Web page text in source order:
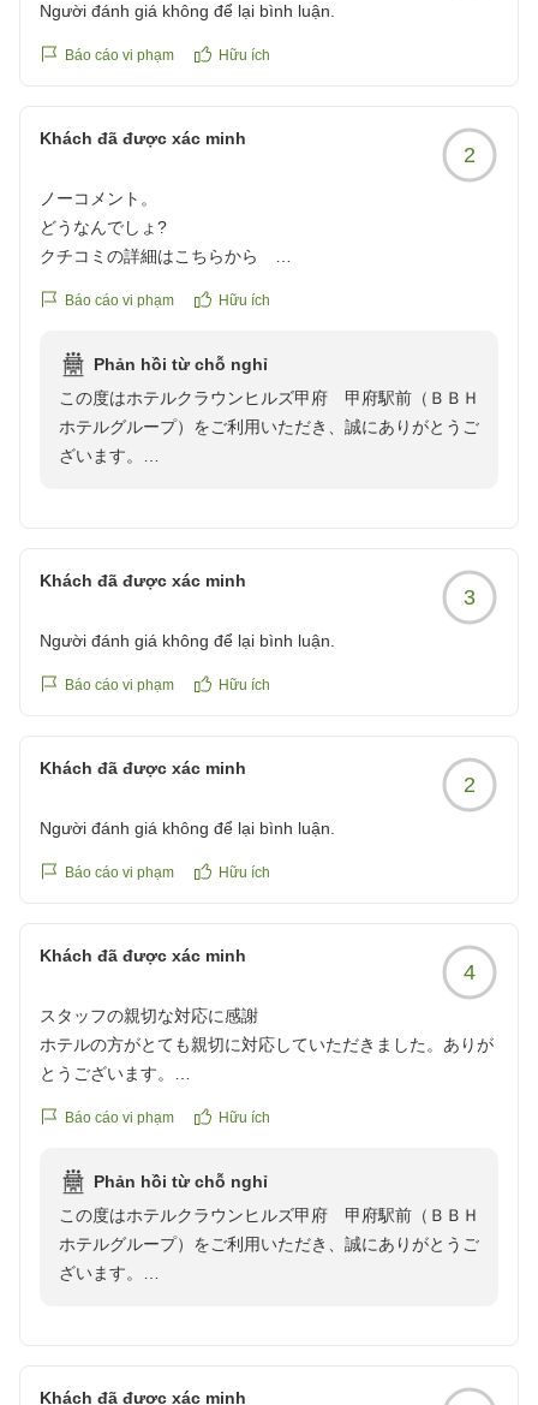
Người đánh giá không để lại bình luận.
Báo cáo vi phạm Hữu ích
Khách đã được xác minh
2
ノーコメント。
どうなんでしょ?
クチコミの詳細はこちらから
reviewId=33123478268984
Báo cáo vi phạm Hữu ích
Phản hồi từ chỗ nghỉ
この度はホテルクラウンヒルズ甲府 甲府駅前（ＢＢＨ
ホテルグループ）をご利用いただき、誠にありがとうご
ざいます。
もし何か気になる点や、改善すべき点がございました
ら、ぜひお聞かせいただけますと幸いです。いただいた
貴重なご意見は、今後のサービス向上の参考にさせてい
ださい。
ホテルクラウンヒルズ甲府 甲府駅前 スタッフ一同
Khách đã được xác minh
3
Người đánh giá không để lại bình luận.
Báo cáo vi phạm Hữu ích
Khách đã được xác minh
2
Người đánh giá không để lại bình luận.
Báo cáo vi phạm Hữu ích
Khách đã được xác minh
4
スタッフの親切な対応に感謝
ホテルの方がとても親切に対応していただきました。ありが
とうございます。
ました。次回も活用したいです。
https://review.travel.rakuten.co.jp/hotel/voice/963?
reviewId=33123478204776
Báo cáo vi phạm Hữu ích
Phản hồi từ chỗ nghỉ
この度はホテルクラウンヒルズ甲府 甲府駅前（ＢＢＨ
ホテルグループ）をご利用いただき、誠にありがとうご
ざいます。
また、大浴場や朝食会場におきましても快適にお過ごし
Khách đã được xác minh